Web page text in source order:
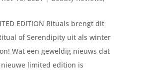
EDITION Rituals brengt dit
of Serendipity uit als winter
Wat een geweldig nieuws dat
limited edition is